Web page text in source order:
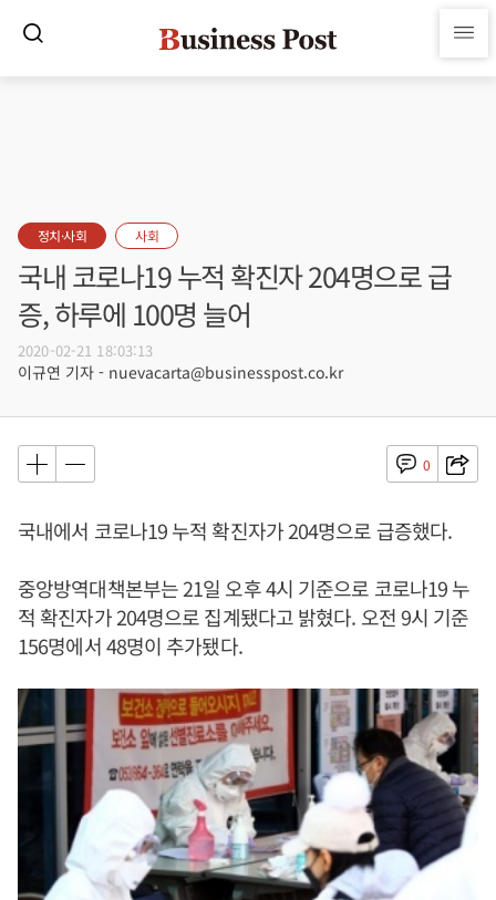
정치·사회 사회
국내 코로나19 누적 확진자 204명으로 급
증, 하루에 100명 늘어
2020-02-21 18:03:13
이규연 기자 - nuevacarta@businesspost.co.kr
0
국내에서 코로나19 누적 확진자가 204명으로 급증했다.
중앙방역대책본부는 21일 오후 4시 기준으로 코로나19 누
적 확진자가 204명으로 집계됐다고 밝혔다. 오전 9시 기준
156명에서 48명이 추가됐다.